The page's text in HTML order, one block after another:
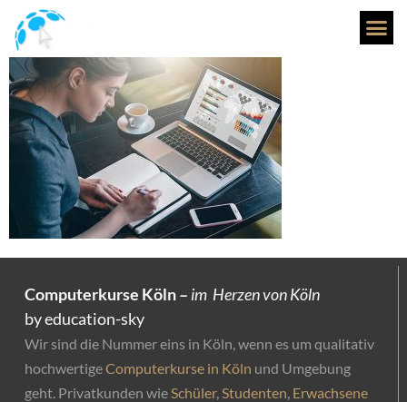
thumb11
Computerkurse Köln – im Herzen von Köln
by education-sky
Wir sind die Nummer eins in Köln, wenn es um qualitativ
hochwertigeComputerkurse in Köln und Umgebung
geht. Privatkunden wie Schüler, Studenten Erwachsene